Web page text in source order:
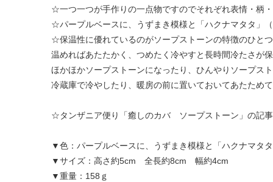
☆一つ一つが手作りの一点物ですのでそれぞれ表情・柄
☆パープルベースに、うずまき模様と「ハクナマタタ」
☆保温性に優れているのがソープストーンの特徴のひと
温めればあたたかく、つめたく冷やすと長時間冷たさが
ほかほかソープストーンになったり、ひんやりソープス
冷蔵庫で冷やしたり、暖房の前に置いておいてあたため
☆タンザニア便り「癒しのカバ ソープストーン」の記
▼色：パープルベースに、うずまき模様と「ハクナマタ
▼サイズ：高さ約5cm 全長約8cm 幅約4cm
▼重量：158ｇ